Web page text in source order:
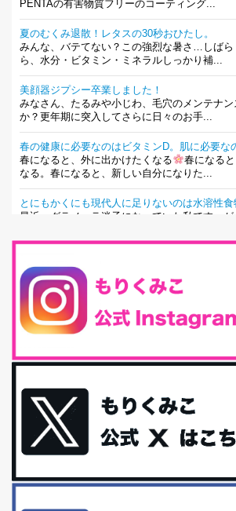
PENTAの有害物質フリーのコーティング...
夏のむくみ退散！レタスの30秒おひたし。
みんな、バテてない？この強烈な暑さ…しば
ら、水分・ビタミン・ミネラルしっかり補...
美顔器ジプシー卒業しました！
みなさん、たるみや小じわ、毛穴のメンテナ
か？更年期に突入してさらに日々のお手...
春の健康に必要なのはビタミンD。肌に必要な
春になると、外に出かけたくなる
春になる
なる。春になると、新しい自分になりた...
とにもかくにも現代人に足りないのは水溶性食
最近、グラノーラ迷子になっていた私です。
腸内環境を整えることは、健康維持の中でいっ
は思っています。 ヒトの免...
iHerb特大セール終了間近！みんな何買う？
最近お風呂上がりの炭酸水をシリカシリカにし
今回は、最近毎回定期的に購入している「楽天
礼品トップ５を紹介します。今までいろ...
更年期を穏やかに乗りきるために今できる５つ
アラフィフからの体と心の整え方。 私も気づ
といった更年期症状はまだ...
白髪・美容・免疫力、現代人に足りないのは海